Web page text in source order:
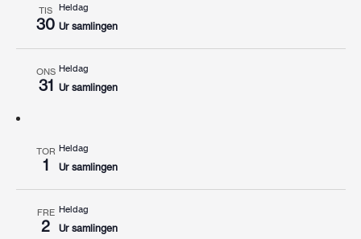
TIS
30
Heldag
Ur samlingen
ONS
31
Heldag
Ur samlingen
TOR
1
Heldag
Ur samlingen
FRE
2
Heldag
Ur samlingen